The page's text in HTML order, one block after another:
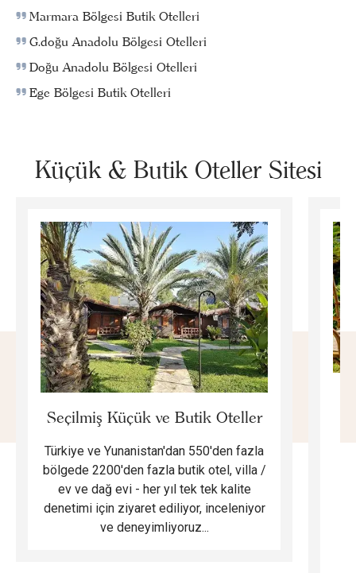
Marmara Bölgesi Butik Otelleri
G.doğu Anadolu Bölgesi Otelleri
Doğu Anadolu Bölgesi Otelleri
Ege Bölgesi Butik Otelleri
Küçük & Butik Oteller Sitesi
Seçilmiş Küçük ve Butik Oteller
Türkiye ve Yunanistan'dan 550'den fazla
bölgede 2200'den fazla butik otel, villa /
ev ve dağ evi - her yıl tek tek kalite
denetimi için ziyaret ediliyor, inceleniyor
ve deneyimliyoruz...